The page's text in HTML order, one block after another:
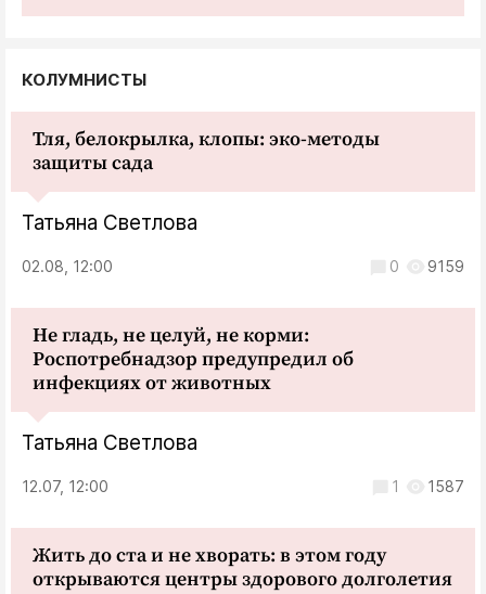
КОЛУМНИСТЫ
Тля, белокрылка, клопы: эко-методы
защиты сада
Татьяна Светлова
02.08, 12:00 0 9159
Не гладь, не целуй, не корми:
Роспотребнадзор предупредил об
инфекциях от животных
Татьяна Светлова
12.07, 12:00 1 1587
Жить до ста и не хворать: в этом году
открываются центры здорового долголетия